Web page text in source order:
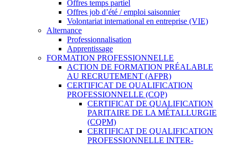
Offres temps partiel
Offres job d’été / emploi saisonnier
Volontariat international en entreprise (VIE)
Alternance
Professionnalisation
Apprentissage
FORMATION PROFESSIONNELLE
ACTION DE FORMATION PRÉALABLE
AU RECRUTEMENT (AFPR)
CERTIFICAT DE QUALIFICATION
PROFESSIONNELLE (CQP)
CERTIFICAT DE QUALIFICATION
PARITAIRE DE LA MÉTALLURGIE
(CQPM)
CERTIFICAT DE QUALIFICATION
PROFESSIONNELLE INTER-